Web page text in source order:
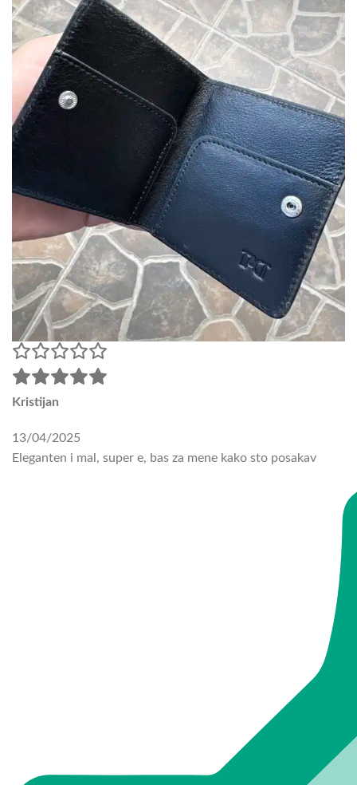
Kristijan
13/04/2025
Eleganten i mal, super e, bas za mene kako sto posakav